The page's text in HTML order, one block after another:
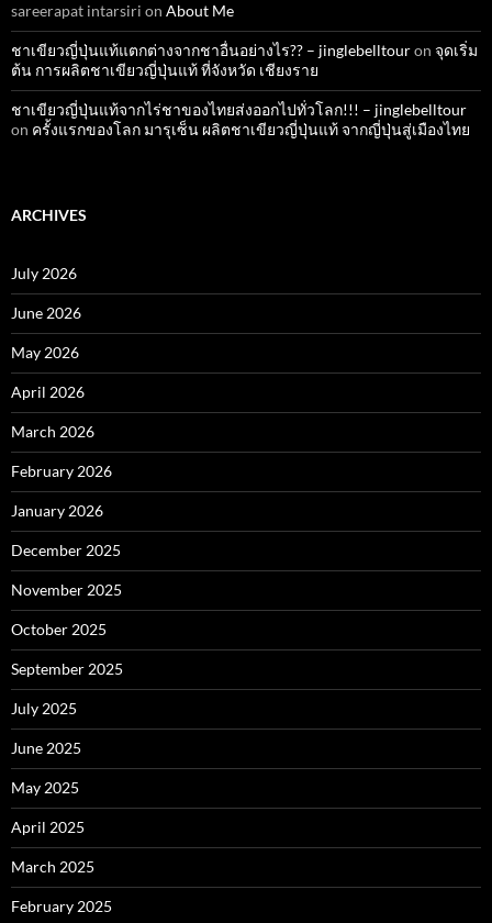
sareerapat intarsiri on About Me
ชาเขียวญี่ปุ่นแท้แตกต่างจากชาอื่นอย่างไร?? – jinglebelltouron จุดเริ่ม
ต้น การผลิตชาเขียวญี่ปุ่นแท้ ที่จังหวัด เชียงราย
ชาเขียวญี่ปุ่นแท้จากไร่ชาของไทยส่งออกไปทั่วโลก!!! – jinglebelltour
on ครั้งแรกของโลก มารุเซ็น ผลิตชาเขียวญี่ปุ่นแท้ จากญี่ปุ่นสู่เมืองไทย
ARCHIVES
July 2026
June 2026
May 2026
April 2026
March 2026
February 2026
January 2026
December 2025
November 2025
October 2025
September 2025
July 2025
June 2025
May 2025
April 2025
March 2025
February 2025